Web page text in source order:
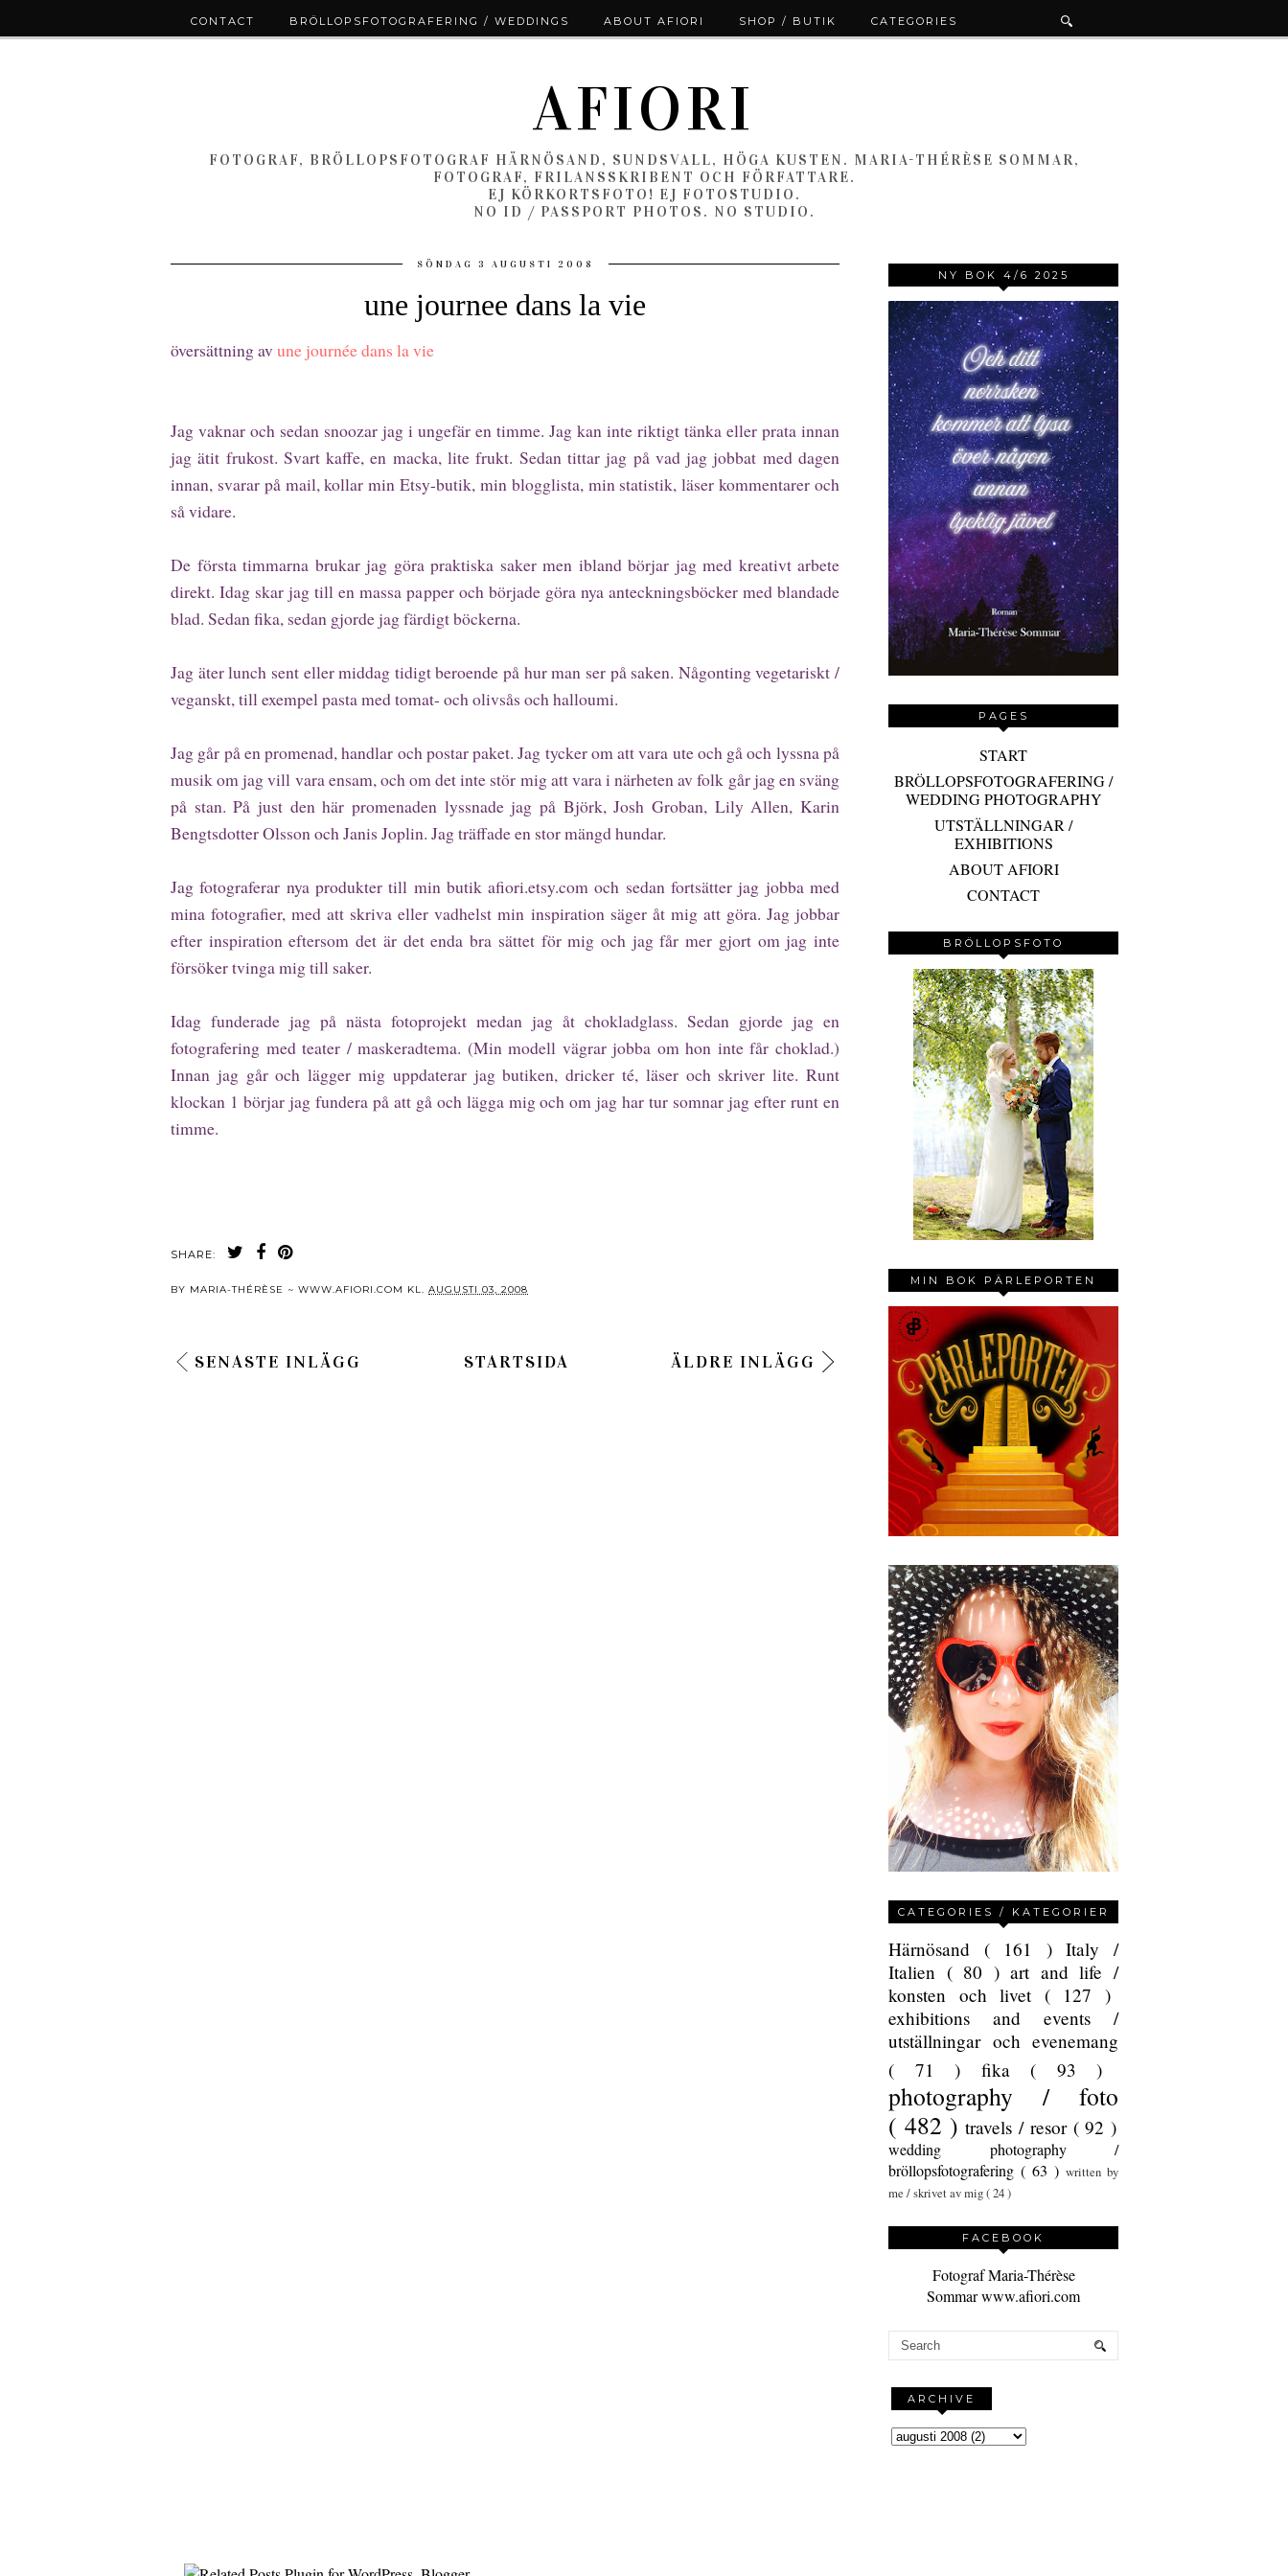
AFIORI
FOTOGRAF, BRÖLLOPSFOTOGRAF HÄRNÖSAND, SUNDSVALL, HÖGA KUSTEN. MARIA-THÉRÈSE SOMMAR,
FOTOGRAF, FRILANSSKRIBENT OCH FÖRFATTARE.
EJ KÖRKORTSFOTO! EJ FOTOSTUDIO.
NO ID / PASSPORT PHOTOS. NO STUDIO.
SÖNDAG 3 AUGUSTI 2008
une journee dans la vie
översättning avune journée dans la vie
Jag vaknar och sedan snoozar jag i ungefär en timme. Jag kan inte riktigt tänka eller prata innan
jag ätit frukost. Svart kaffe, en macka, lite frukt. Sedan tittar jag på vad jag jobbat med dagen
innan, svarar på mail, kollar min Etsy-butik, min blogglista, min statistik, läser kommentarer och
så vidare.
De första timmarna brukar jag göra praktiska saker men ibland börjar jag med kreativt arbete
direkt. Idag skar jag till en massa papper och började göra nya anteckningsböcker med blandade
blad. Sedan fika, sedan gjorde jag färdigt böckerna.
Jag äter lunch sent eller middag tidigt beroende på hur man ser på saken. Någonting vegetariskt /
veganskt, till exempel pasta med tomat- och olivsås och halloumi.
Jag går på en promenad, handlar och postar paket. Jag tycker om att vara ute och gå och lyssna på
musik om jag vill vara ensam, och om det inte stör mig att vara i närheten av folk går jag en sväng
på stan. På just den här promenaden lyssnade jag på Björk, Josh Groban, Lily Allen, Karin
Bengtsdotter Olsson och Janis Joplin. Jag träffade en stor mängd hundar.
Jag fotograferar nya produkter till min butik afiori.etsy.com och sedan fortsätter jag jobba med
mina fotografier, med att skriva eller vadhelst min inspiration säger åt mig att göra. Jag jobbar
efter inspiration eftersom det är det enda bra sättet för mig och jag får mer gjort om jag inte
försöker tvinga mig till saker.
Idag funderade jag på nästa fotoprojekt medan jag åt chokladglass. Sedan gjorde jag en
fotografering med teater / maskeradtema. (Min modell vägrar jobba om hon inte får choklad.)
Innan jag går och lägger mig uppdaterar jag butiken, dricker té, läser och skriver lite. Runt
klockan 1 börjar jag fundera på att gå och lägga mig och om jag har tur somnar jag efter runt en
timme.
SHARE:
BY MARIA-THÉRÈSE ~ WWW.AFIORI.COM KL. AUGUSTI 03, 2008
SENASTE INLÄGG ÄLDRE INLÄGG
STARTSIDA
NY BOK 4/6 2025
PAGES
START
BRÖLLOPSFOTOGRAFERING /
WEDDING PHOTOGRAPHY
UTSTÄLLNINGAR /
EXHIBITIONS
ABOUT AFIORI
CONTACT
BRÖLLOPSFOTO
CONTACT BRÖLLOPSFOTOGRAFERING / WEDDINGS ABOUT AFIORI SHOP / BUTIK CATEGORIES
MIN BOK PÄRLEPORTEN
CATEGORIES / KATEGORIER
Härnösand ( 161 )Italy /
Italien ( 80 )art and life /
konsten och livet ( 127 )
exhibitions and events /
utställningar och evenemang
( 71 ) fika ( 93 )
photography / foto
( 482 )travels / resor ( 92 )
wedding photography /
bröllopsfotografering ( 63 ) written by
me / skrivet av mig( 24 )
FACEBOOK
Fotograf Maria-Thérèse
Sommar www.afiori.com
ARCHIVE